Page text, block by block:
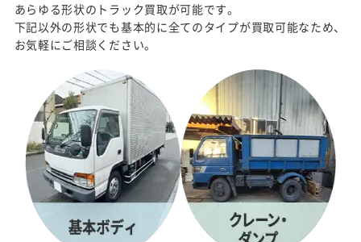
あらゆる形状のトラック買取が可能です。
下記以外の形状でも基本的に全てのタイプが買取可能なため、
お気軽にご相談ください。